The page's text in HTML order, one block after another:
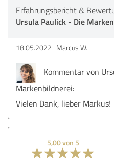
Erfahrungsbericht &
Ursula Paulick - Die
18.05.2022 Marcus W.
Kommentar von
Markenbildnerei:
Vielen Dank, lieber Markus!
5,00 von 5